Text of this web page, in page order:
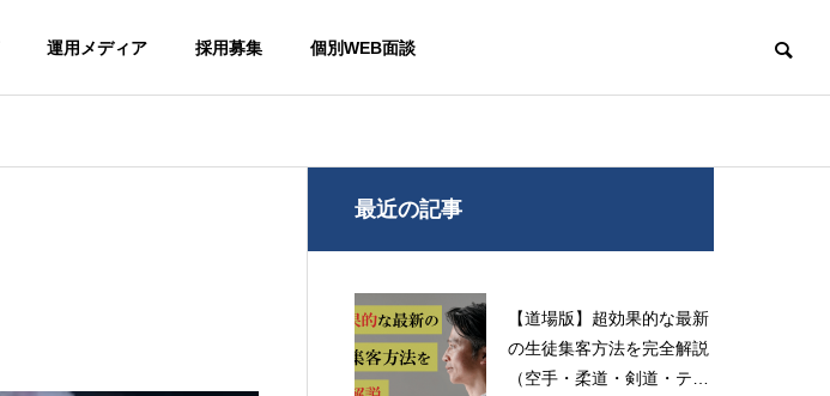
運用メディア 採用募集 個別WEB面談
OUTLINE
会社概要
最近の記事
【道場版】超効果的な最新
の生徒集客方法を完全解説
（空手・柔道・剣道・テコ